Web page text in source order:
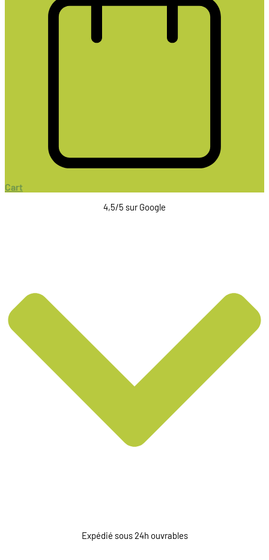
Cart
4,5/5 sur Google
Expédié sous 24h ouvrables